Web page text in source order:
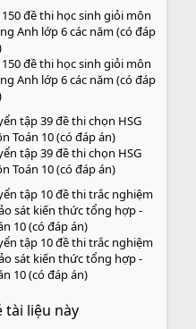
liệu
150 đề thi học sinh giỏi môn
Anh lớp 6 các năm (có đáp
150 đề thi học sinh giỏi môn
Anh lớp 6 các năm (có đáp
liệu
tập 39 đề thi chọn HSG
Toán 10 (có đáp án)
tập 39 đề thi chọn HSG
Toán 10 (có đáp án)
liệu
tập 10 đề thi trắc nghiệm
sát kiến thức tổng hợp -
10 (có đáp án)
tập 10 đề thi trắc nghiệm
sát kiến thức tổng hợp -
10 (có đáp án)
tài liệu này